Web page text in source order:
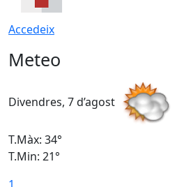
Accedeix
Meteo
Divendres, 7 d’agost
T.Màx: 34°
T.Min: 21°